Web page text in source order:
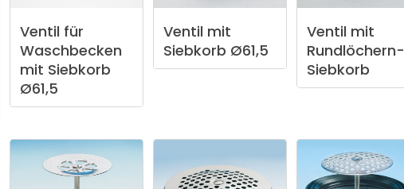
Ventil für
Waschbecken
mit Siebkorb
Ø61,5
Ventil mit
Siebkorb Ø61,5
Ventil mit
Rundlöchern-
Siebkorb